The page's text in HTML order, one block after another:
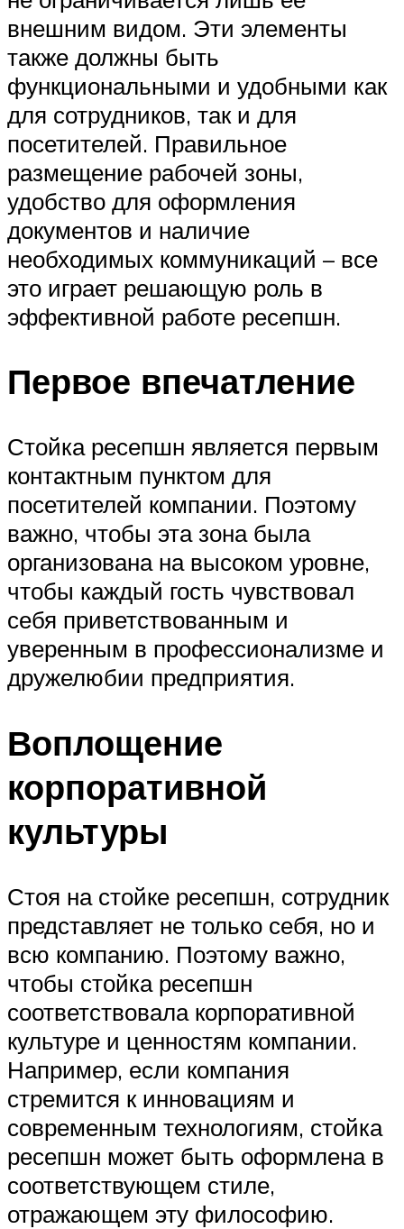
внешним видом. Эти элементы
также должны быть
функциональными и удобными как
для сотрудников, так и для
посетителей. Правильное
размещение рабочей зоны,
удобство для оформления
документов и наличие
необходимых коммуникаций – все
это играет решающую роль в
эффективной работе ресепшн.
Первое впечатление
Стойка ресепшн является первым
контактным пунктом для
посетителей компании. Поэтому
важно, чтобы эта зона была
организована на высоком уровне,
чтобы каждый гость чувствовал
себя приветствованным и
уверенным в профессионализме и
дружелюбии предприятия.
Воплощение
корпоративной
культуры
Стоя на стойке ресепшн, сотрудник
представляет не только себя, но и
всю компанию. Поэтому важно,
чтобы стойка ресепшн
соответствовала корпоративной
культуре и ценностям компании.
Например, если компания
стремится к инновациям и
современным технологиям, стойка
ресепшн может быть оформлена в
соответствующем стиле,
отражающем эту философию.